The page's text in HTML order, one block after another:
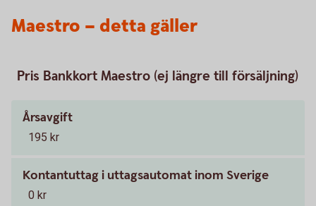
Maestro – detta gäller
Pris Bankkort Maestro (ej längre till försäljning)
Årsavgift
195 kr
Kontantuttag i uttagsautomat inom Sverige
0 kr